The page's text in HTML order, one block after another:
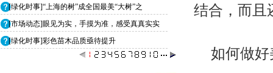
[绿化时事]“上海的树”成全国最美“大树”之
[市场动态]眼见为实，手摸为准，感受真真实实
[绿化时事]彩色苗木品质亟待提升
结合，而且
如何做